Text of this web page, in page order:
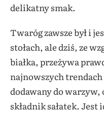
delikatny smak.
Twaróg zawsze był i
stołach, ale dziś, ze
białka, przeżywa
najnowszych
dodawany do
składnik sałatek.